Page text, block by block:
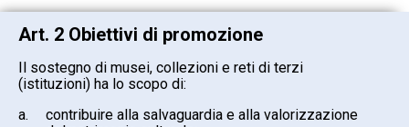
Art. 2 Obiettivi di promozione
Il sostegno di musei, collezioni e reti di terzi
(istituzioni) ha lo scopo di:
a.
contribuire alla salvaguardia e alla valorizzazione